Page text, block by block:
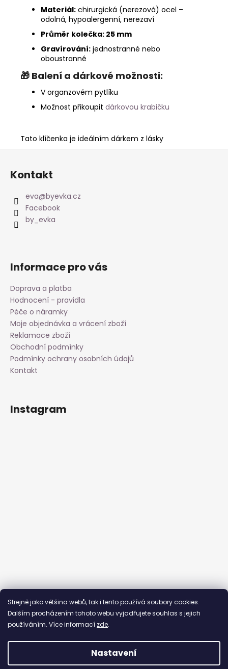
Strejně jako většina webů, tak i tento používá soubory cookies.
Dalším procházením tohoto webu vyjadřujete souhlas s jejich
používáním. Více informací zde.
Nastavení
Materiál: chirurgická (nerezová) ocel –
odolná, hypoalergenní, nerezaví
Průměr kolečka: 25 mm
Gravírování: jednostranné nebo
oboustranné
🎁 Balení a dárkové možnosti:
V organzovém pytlíku
Možnost přikoupit dárkovou krabičku
Tato klíčenka je ideálním dárkem z lásky
Z
Kontakt
eva@byevka.cz
Facebook
by_evka
Informace pro vás
Doprava a platba
Hodnocení - pravidla
Péče o náramky
Moje objednávka a vrácení zboží
Reklamace zboží
Obchodní podmínky
Podmínky ochrany osobních údajů
Kontakt
Instagram
Sledovat na Instagramu